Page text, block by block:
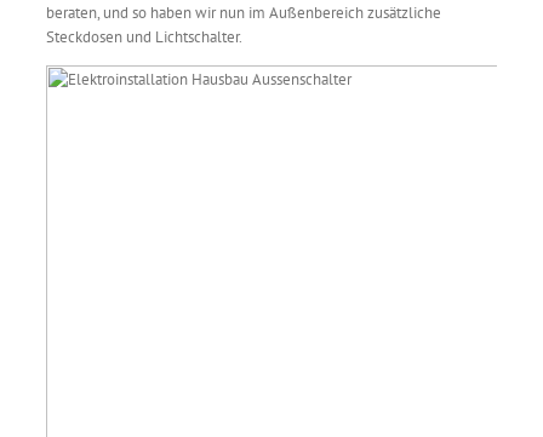
beraten, und so haben wir nun im Außenbereich zusätzliche
Steckdosen und Lichtschalter.